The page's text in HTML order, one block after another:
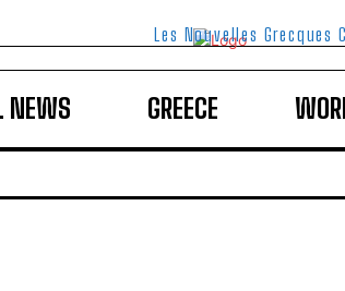
Les Nouvelles Grecques
NEWS GREECE